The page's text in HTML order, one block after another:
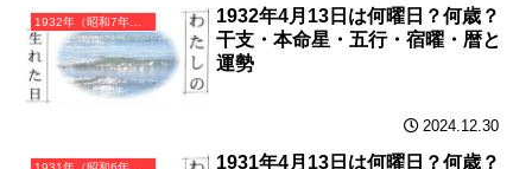
1932年（昭和7年）壬申（みずのえさる）・申年（さる年）カレンダー（月曜はじまり）
1932年4月13日は何曜日？何歳？
干支・本命星・五行・宿曜・暦と
運勢
2024.12.30
1931年4月13日は何曜日？何歳？